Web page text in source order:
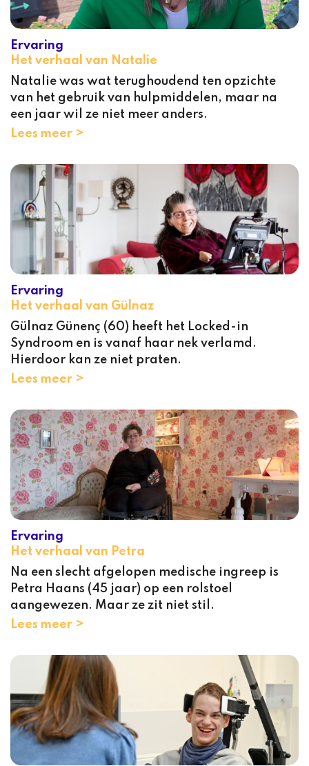
Ervaring
Het verhaal van Natalie
Natalie was wat terughoudend ten opzichte
van het gebruik van hulpmiddelen, maar na
een jaar wil ze niet meer anders.
Lees meer >
Ervaring
Het verhaal van Gülnaz
Gülnaz Günenç (60) heeft het Locked-in
Syndroom en is vanaf haar nek verlamd.
Hierdoor kan ze niet praten.
Lees meer >
Ervaring
Het verhaal van Petra
Na een slecht afgelopen medische ingreep is
Petra Haans (45 jaar) op een rolstoel
aangewezen. Maar ze zit niet stil.
Lees meer >